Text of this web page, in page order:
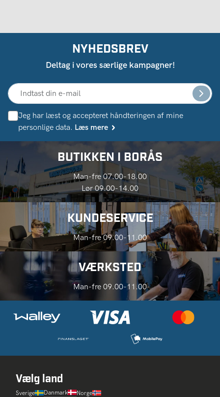
NYHEDSBREV
Deltag i vores særlige kampagner!
Jeg har læst og accepteret håndteringen af ​​mine
personlige data. Læs mere
BUTIKKEN I BORÅS
Man-fre 07.00-18.00
Lør 09.00-14.00
KUNDESERVICE
Man-fre 09.00-11.00
VÆRKSTED
Man-fre 09.00-11.00
Vælg land
Sverige Danmark Norge